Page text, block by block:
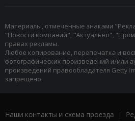
Материалы, отмеченные знаками
"Новости компаний", "Актуально",
правах рекламы.
Любое копирование, перепечатка и
фотографических произведений и/или
произведений правообладателя Getty
запрещено.
Наши контакты и схема проезда |